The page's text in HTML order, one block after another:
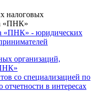
налоговых
«ПНК»
«ПНК» - юридических
организаций,
со специализацией по
в интересах